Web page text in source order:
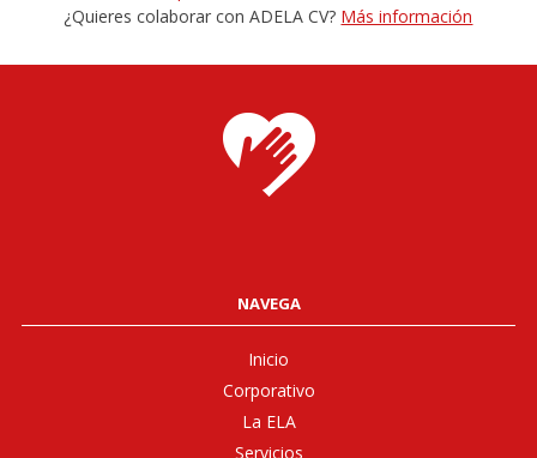
¿Quieres colaborar con ADELA CV? Más información
NAVEGA
Inicio
Corporativo
La ELA
Servicios